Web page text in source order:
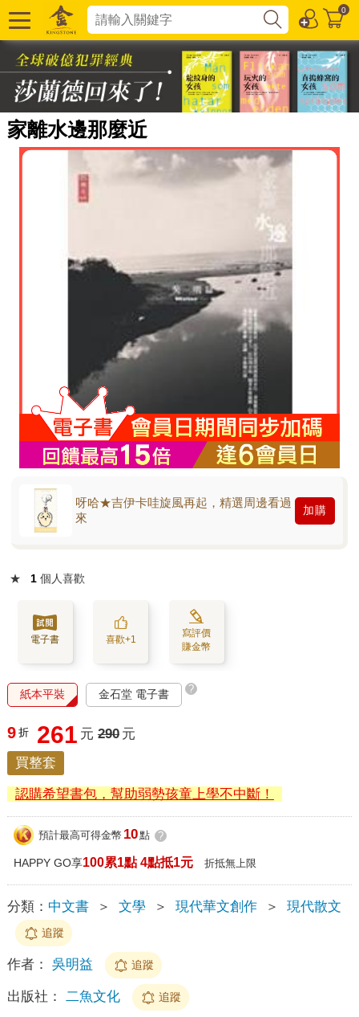
0
家離水邊那麼近
呀哈★吉伊卡哇旋風再起，精選周邊看過
來
加購
★ 1 個人喜歡
電子書 喜歡+1
寫評價
賺金幣
紙本平裝 金石堂 電子書 ?
9 折 261 元 290 元
買整套
認購希望書包，幫助弱勢孩童上學不中斷！
預計最高可得金幣 10點 ?
HAPPY GO享100累1點 4點抵1元 折抵無上限
分類： 中文書 ＞ 文學 ＞ 現代華文創作 ＞ 現代散文
追蹤
作者： 吳明益 追蹤
出版社： 二魚文化 追蹤